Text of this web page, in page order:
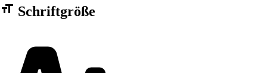
Barrierefreiheit Einstellungen Formular
Schriftgröße